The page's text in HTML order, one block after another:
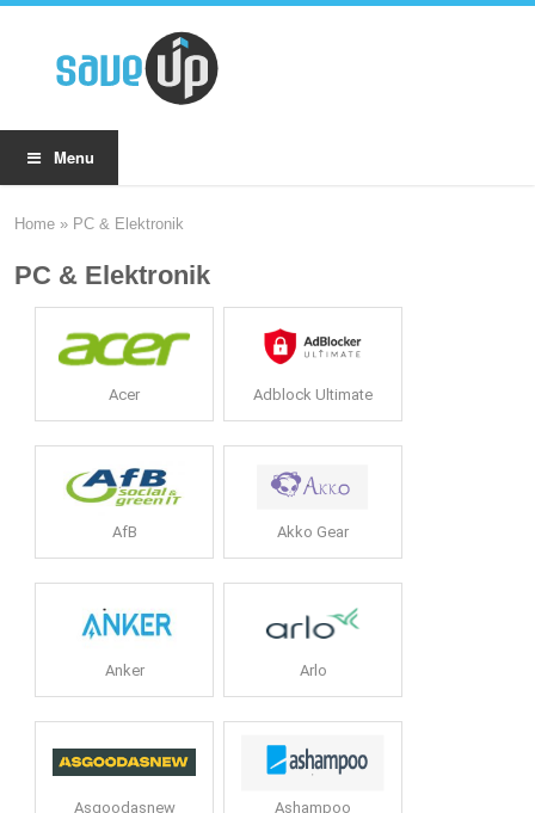
Menu
Home » PC & Elektronik
PC & Elektronik
Acer Adblock Ultimate
AfB Akko Gear
Anker Arlo
Asgoodasnew Ashampoo